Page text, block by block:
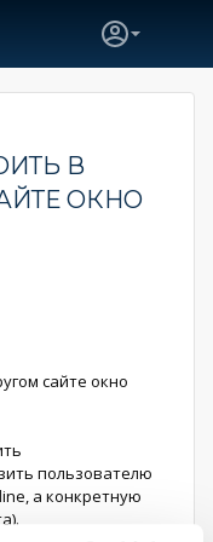
В
ОКНО
сайте окно
пользователю
а конкретную